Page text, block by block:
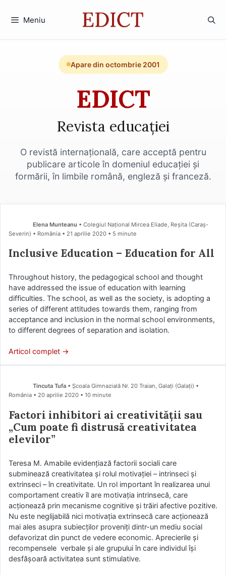
Meniu
Apare din octombrie 2001
EDICT
Revista educației
O revistă internațională, care acceptă pentru
publicare articole în domeniul educației și
formării, în limbile română, engleză și franceză.
Elena Munteanu • Colegiul Național Mircea Eliade, Reșita (Caraş-
Severin) • România
21 aprilie 2020 • 5 minute
Inclusive Education – Education for All
Throughout history, the pedagogical school and thought
have addressed the issue of education with learning
difficulties. The school, as well as the society, is adopting a
series of different attitudes towards them, ranging from
acceptance and inclusion in the normal school environments,
to different degrees of separation and isolation.
Articol complet →
Tincuta Tufa • Școala Gimnazială Nr. 20 Traian, Galați (Galaţi) •
România
20 aprilie 2020 • 10 minute
Factori inhibitori ai creativității sau
„Cum poate fi distrusă creativitatea
elevilor”
Teresa M. Amabile evidenţiază factorii sociali care
subminează creativitatea şi rolul motivaţiei – intrinseci şi
extrinseci – în creativitate. Un rol important în realizarea unui
comportament creativ îl are motivaţia intrinsecă, care
acţionează prin mecanisme cognitive şi trăiri afective pozitive.
Nu este neglijabilă nici motivaţia extrinsecă care acţionează
mai ales asupra subiecţilor proveniţi dintr-un mediu social
defavorizat din punct de vedere economic. Aprecierile şi
recompensele verbale şi ale grupului în care individul îşi
desfăşoară activitatea sunt stimulative.